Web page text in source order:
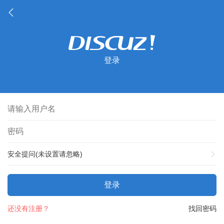
登录
安全提问(未设置请忽略)
登录
找回密码
还没有注册？